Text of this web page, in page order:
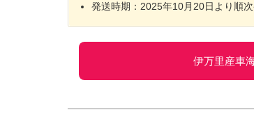
発送時期：2025年10月20日より順
伊万里産車